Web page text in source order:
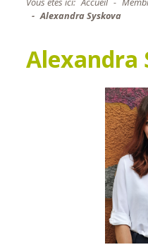
Alexandra Syskova
Alexandra